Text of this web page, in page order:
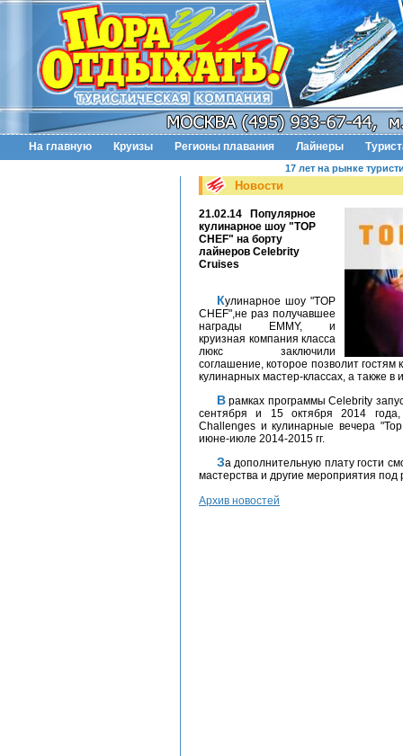
На главную Круизы Регионы плавания Лайнеры
17 лет на рынке
Новости
21.02.14
Популярное
кулинарное шоу "TOP
CHEF" на борту
лайнеров Celebrity
Cruises
Кулинарное шоу "TOP
CHEF",не раз получавшее
награды EMMY, и
круизная компания класса
люкс заключили
соглашение, которое позволит гостям
кулинарных мастер-классах, а также
В рамках программы Celebrity запустит 4 круиза по Америке с 27 июля,15 августа, 19
сентября и 15 октября 2014 года,
Challenges и кулинарные вечера
июне-июле 2014-2015 гг.
За дополнительную плату гости смогут посетить индивидуальные уроки кулинарного
мастерства и другие мероприятия
Архив новостей